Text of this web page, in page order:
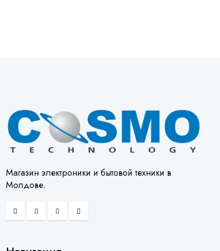
Магазин электроники и бытовой техники в
Молдове.